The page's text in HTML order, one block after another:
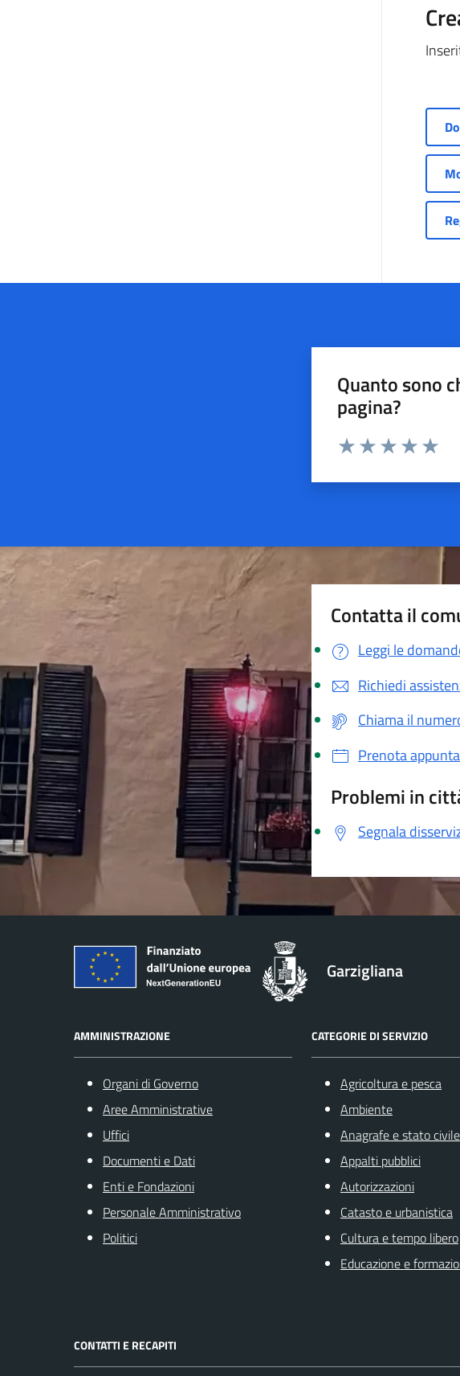
Quanto sono
pagina?
Valuta da 1 a 5 stelle la
Contatta il
Leggi le
Richiedi
Chiama il
Prenota
Problemi in
Segnala
Garzigliana
AMMINISTRAZIONE
Organi di Governo
Aree Amministrative
Uffici
Documenti e Dati
Enti e Fondazioni
Personale Amministrativo
Politici
CATEGORIE DI SERVIZIO
Agricoltura e pesca
Ambiente
Anagrafe e stato civile
Appalti pubblici
Autorizzazioni
Catasto e urbanistica
Cultura e tempo libero
Educazione e
CONTATTI E RECAPITI